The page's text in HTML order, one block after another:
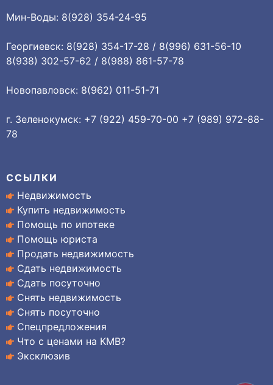
Мин-Воды: 8(928) 354-24-95
Георгиевск: 8(928) 354-17-28 / 8(996) 631-56-10
8(938) 302-57-62 / 8(988) 861-57-78
Новопавловск: 8(962) 011-51-71
г. Зеленокумск: +7 (922) 459-70-00 +7 (989) 972-88-
78
ССЫЛКИ
Недвижимость
Купить недвижимость
Помощь по ипотеке
Помощь юриста
Продать недвижимость
Сдать недвижимость
Сдать посуточно
Снять недвижимость
Снять посуточно
Спецпредложения
Что с ценами на КМВ?
Эксклюзив